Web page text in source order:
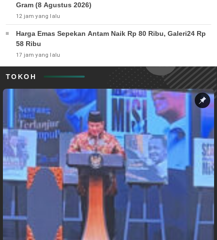
Gram (8 Agustus 2026)
12 jam yang lalu
Harga Emas Sepekan Antam Naik Rp 80 Ribu, Galeri24 Rp
58 Ribu
17 jam yang lalu
TOKOH